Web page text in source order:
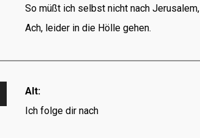
So müßt ich selbst nicht nach Jerusalem,
Ach, leider in die Hölle gehen.
Alt:
Ich folge dir nach